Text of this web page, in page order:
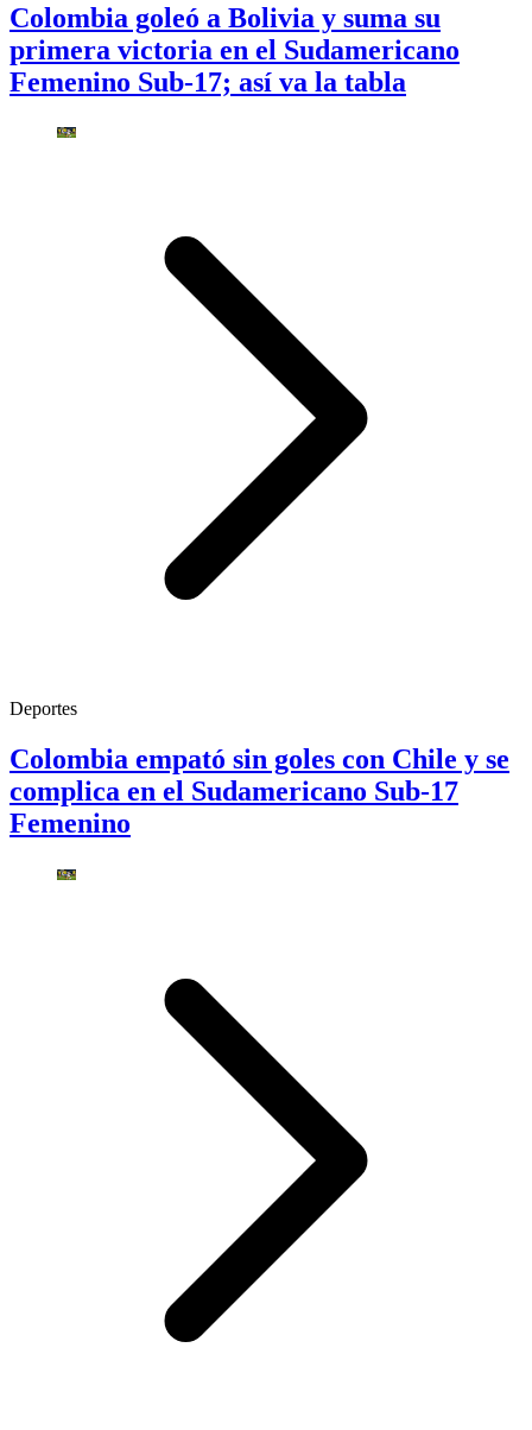
Colombia goleó a Bolivia y suma su
primera victoria en el Sudamericano
Femenino Sub-17; así va la tabla
Deportes
Colombia empató sin goles con Chile y se
complica en el Sudamericano Sub-17
Femenino